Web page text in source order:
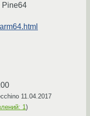
Pine64
11.04.2017
1)